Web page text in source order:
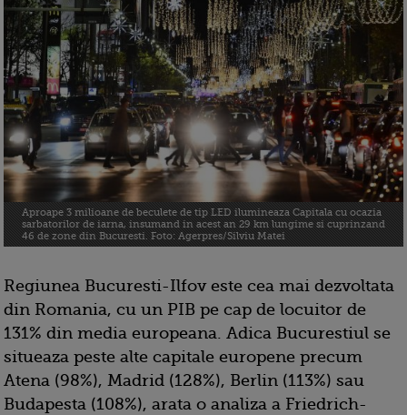
Aproape 3 milioane de beculete de tip LED ilumineaza Capitala cu ocazia
sarbatorilor de iarna, insumand in acest an 29 km lungime si cuprinzand
46 de zone din Bucuresti. Foto: Agerpres/Silviu Matei
Regiunea Bucuresti-Ilfov este cea mai dezvoltata
din Romania, cu un PIB pe cap de locuitor de
131% din media europeana. Adica Bucurestiul se
situeaza peste alte capitale europene precum
Atena (98%), Madrid (128%), Berlin (113%) sau
Budapesta (108%), arata o analiza a Friedrich-